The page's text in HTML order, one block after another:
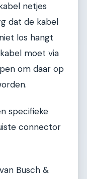
netjes
dat de kabel
los hangt
moet via
om daar op
specifieke
connector
Busch &